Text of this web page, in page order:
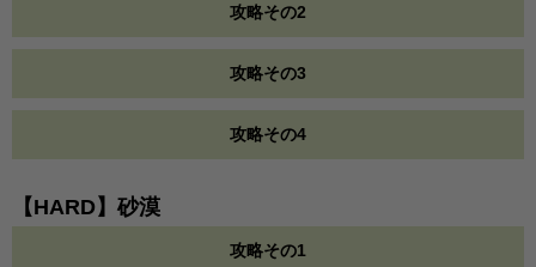
攻略その2
攻略その3
攻略その4
【HARD】砂漠
攻略その1